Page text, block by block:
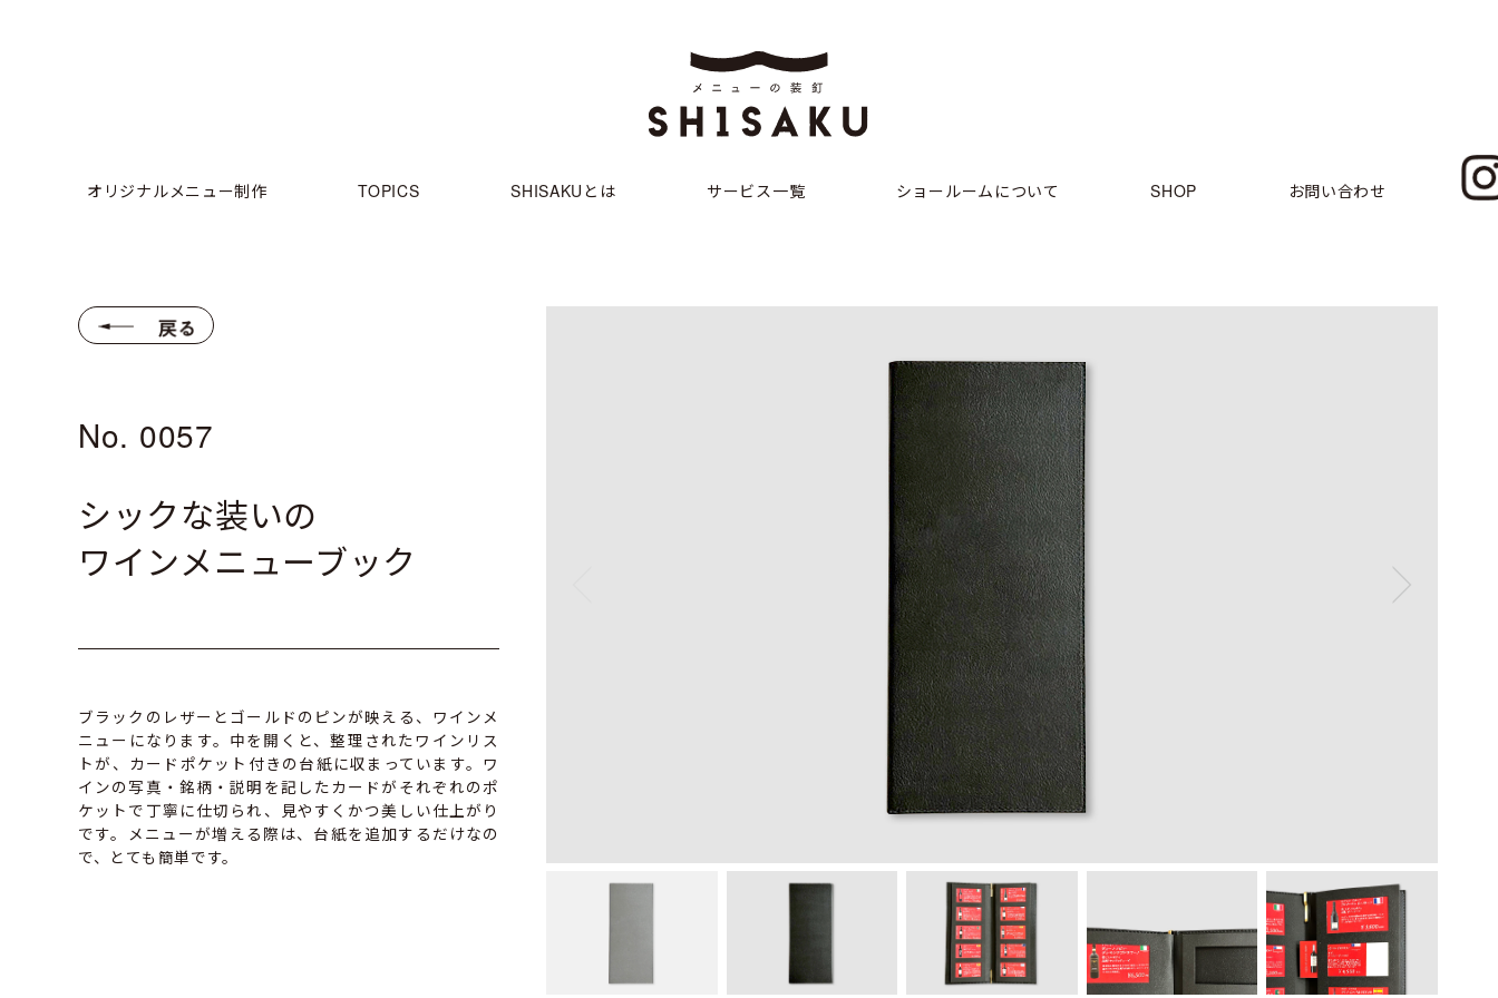
オリジナルメニュー制作 TOPICS SHISAKUとは サービス一覧 ショールームについて SHOP お問い合わせ
No. 0057
シックな装いの
ワインメニューブック
ブラックのレザーとゴールドのピンが映える、ワインメ
ニューになります。中を開くと、整理されたワインリス
トが、カードポケット付きの台紙に収まっています。ワ
インの写真・銘柄・説明を記したカードがそれぞれのポ
ケットで丁寧に仕切られ、見やすくかつ美しい仕上がり
です。メニューが増える際は、台紙を追加するだけなの
で、とても簡単です。